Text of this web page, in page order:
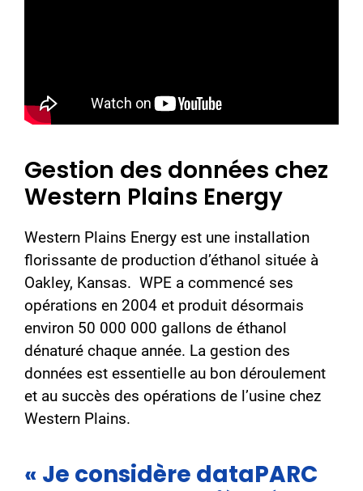
Gestion des données chez
Western Plains Energy
Western Plains Energy est une installation
florissante de production d’éthanol située à
Oakley, Kansas. WPE a commencé ses
opérations en 2004 et produit désormais
environ 50 000 000 gallons de éthanol
dénaturé chaque année. La gestion des
données est essentielle au bon déroulement
et au succès des opérations de l’usine chez
Western Plains.
« Je considère dataPARC